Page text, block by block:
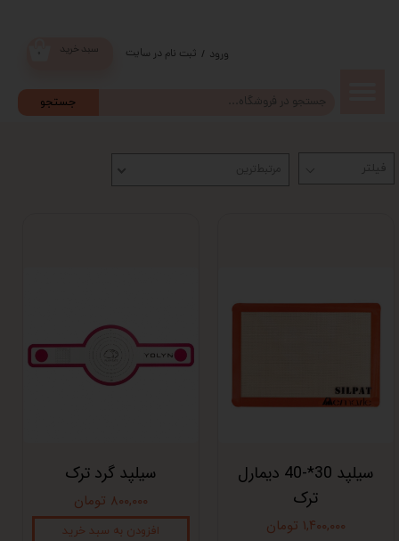
جستجو
سبد خرید ورود / ثبت نام در سایت
تغییر گذر
حساب
کاربری
مرتبط‌ترین
سیلپد 30*-40 دیمارل
ترک
۱,۴۰۰,۰۰۰ تومان
سیلپد گرد ترک
۸۰۰,۰۰۰ تومان
افزودن به سبد خرید